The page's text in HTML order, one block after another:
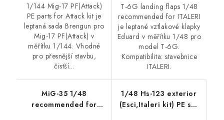
1/144 Mig-17 PF(Attack)
PE parts for Attack kit je
leptaná sada Brengun pro
Mig-17 PF(Attack) v
měřítku 1/144. Vhodné
pro přesnější stavbu,
čistší...
T-6G landing flaps 1/48
recommended for ITALERI
je leptané vztlakové klapky
Eduard v měřítku 1/48 pro
model T-6G.
Kompatibilita: stavebnice
ITALERI.
MiG-35 1/48
recommended for
1/48 Hs-123 exterior
(Esci,Italeri kit) PE set